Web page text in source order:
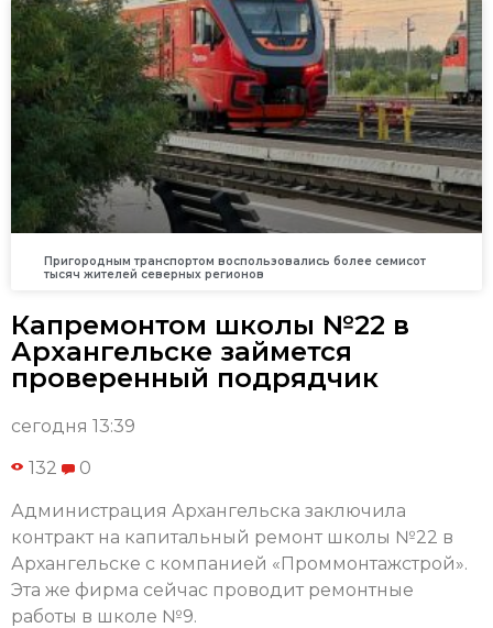
Пригородным транспортом воспользовались более семисот
тысяч жителей северных регионов
Капремонтом школы №22 в
Архангельске займется
проверенный подрядчик
сегодня 13:39
132 0
Администрация Архангельска заключила
контракт на капитальный ремонт школы №22 в
Архангельске с компанией «Проммонтажстрой».
Эта же фирма сейчас проводит ремонтные
работы в школе №9.